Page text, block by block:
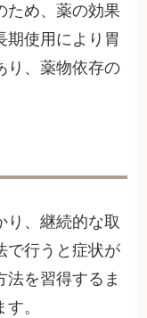
ため、薬の効果
期使用により胃
り、薬物依存の
り、継続的な取
で行うと症状が
法を習得するま
。